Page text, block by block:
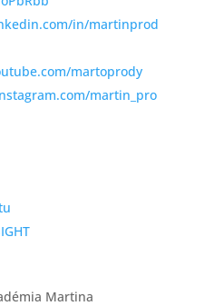
in/martinprod
martoprody
martin_pro
Martina